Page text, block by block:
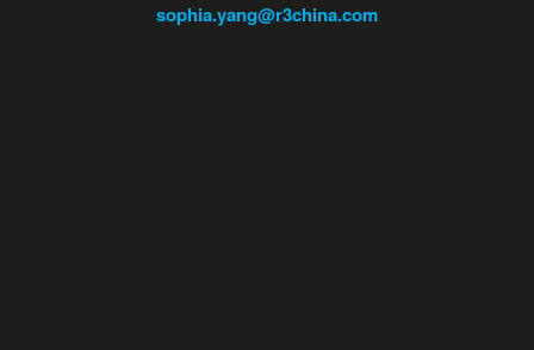
sophia.yang@r3china.com